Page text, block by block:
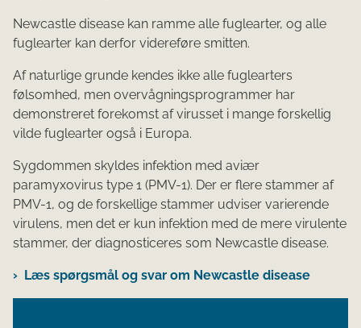
​Newcastle disease kan ramme alle fuglearter, og alle
fuglearter kan derfor videreføre smitten.
Af naturlige grunde kendes ikke alle fuglearters
følsomhed, men overvågningsprogrammer har
demonstreret forekomst af virusset i mange forskellig
vilde fuglearter også i Europa.
Sygdommen skyldes infektion med aviær
paramyxovirus type 1 (PMV-1). Der er flere stammer af
PMV-1, og de forskellige stammer udviser varierende
virulens, men det er kun infektion med de mere virulente
stammer, der diagnosticeres som Newcastle disease.
Læs spørgsmål og svar om Newcastle disease